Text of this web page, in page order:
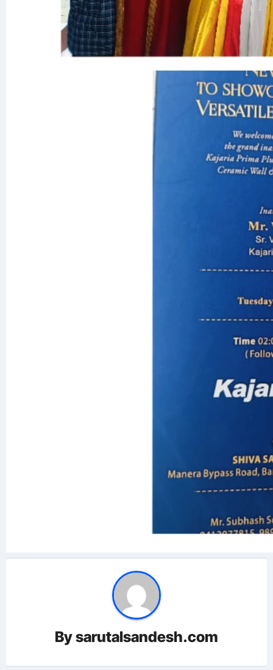
Bysarutalsandesh.com